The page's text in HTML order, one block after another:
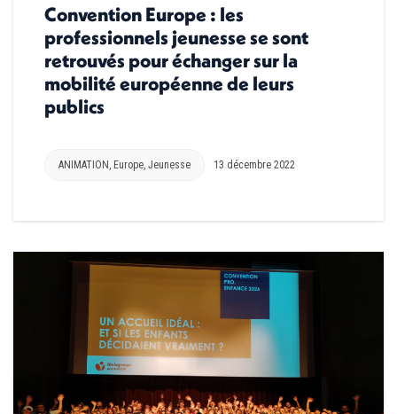
Convention Europe : les
professionnels jeunesse se sont
retrouvés pour échanger sur la
mobilité européenne de leurs
publics
ANIMATION , Europe, Jeunesse 13 décembre 2022